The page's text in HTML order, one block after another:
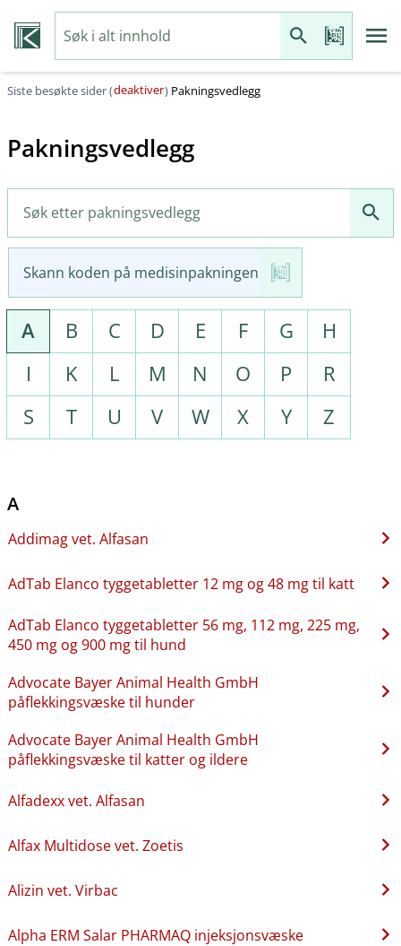
Siste besøkte sider (deaktiver) Pakningsvedlegg
Pakningsvedlegg
Skann koden på medisinpakningen
A B C D E F G
H
I
K L M N O P
R
S
T U V W X Y Z
A
Addimag vet. Alfasan
AdTab Elanco tyggetabletter 12 mg og 48 mg til katt
AdTab Elanco tyggetabletter 56 mg, 112 mg, 225 mg,
450 mg og 900 mg til hund
Advocate Bayer Animal Health GmbH
påflekkingsvæske til hunder
Advocate Bayer Animal Health GmbH
påflekkingsvæske til katter og ildere
Alfadexx vet. Alfasan
Alfax Multidose vet. Zoetis
Alizin vet. Virbac
Alpha ERM Salar PHARMAQ injeksjonsvæske